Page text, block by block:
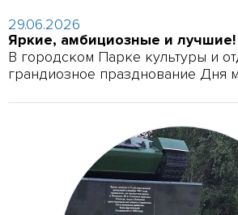
29.06.2026
Яркие, амбициозные и лучшие!
В городском Парке культуры и
грандиозное празднование Дня